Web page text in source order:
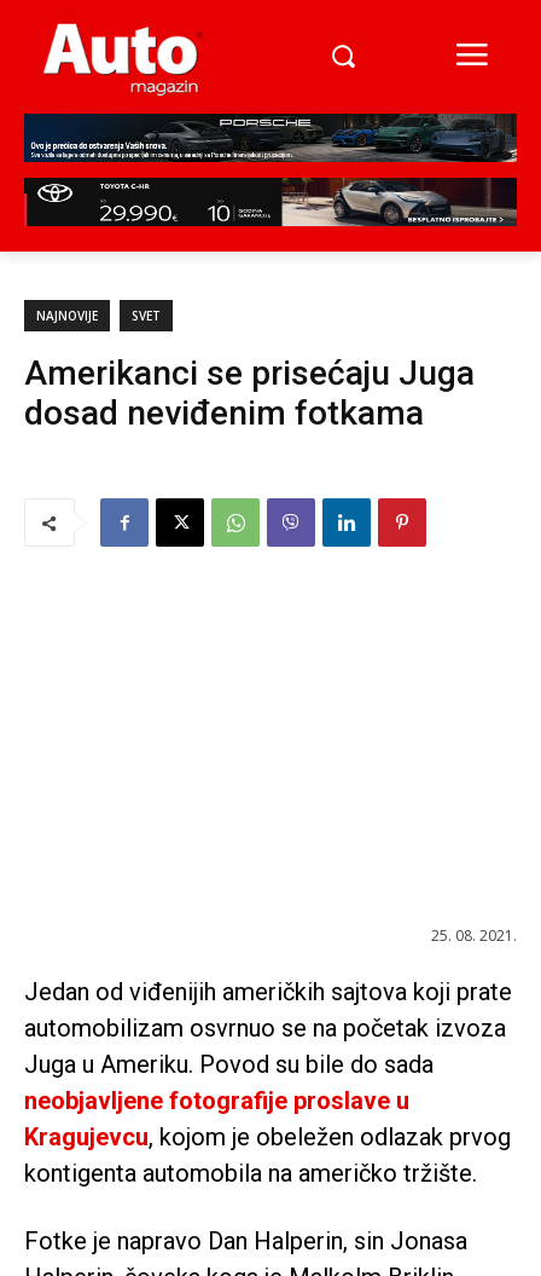
NAJNOVIJE SVET
Amerikanci se prisećaju Juga
dosad neviđenim fotkama
25. 08. 2021.
Jedan od viđenijih američkih sajtova koji prate
automobilizam osvrnuo se na početak izvoza
Juga u Ameriku. Povod su bile do sada
neobjavljene fotografije proslave u
Kragujevcu, kojom je obeležen odlazak prvog
kontigenta automobila na američko tržište.
Fotke je napravo Dan Halperin, sin Jonasa